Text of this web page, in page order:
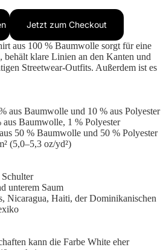
Jetzt zum Checkout
aus 100 % Baumwolle sorgt für eine
behält klare Linien an den Kanten und
Streetwear-Outfits. Außerdem ist es
aus Baumwolle und 10 % aus Polyester
aus Baumwolle, 1 % Polyester
50 % Baumwolle und 50 % Polyester
(5,0–5,3 oz/yd²)
unterem Saum
Nicaragua, Haiti, der Dominikanischen
kann die Farbe White eher